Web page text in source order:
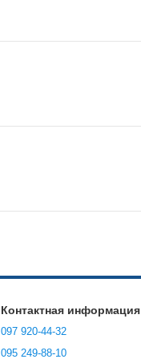
Контактная информация
097 920-44-32
095 249-88-10